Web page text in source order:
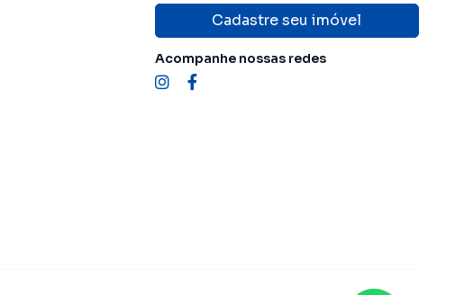
Cadastre seu imóvel
Acompanhe nossas redes